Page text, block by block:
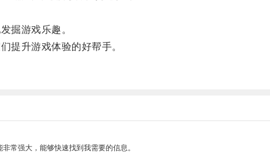
掘游戏乐趣。
升游戏体验的好帮手。
常强大，能够快速找到我需要的信息。